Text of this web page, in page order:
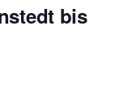
bis